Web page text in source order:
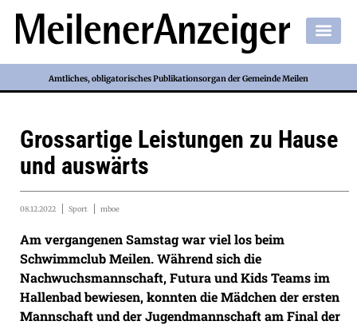
Amtliches, obligatorisches Publikationsorgan der Gemeinde Meilen
Grossartige Leistungen zu Hause
und auswärts
08.12.2022 Sport mboe
Am vergangenen Samstag war viel los beim
Schwimmclub Meilen. Während sich die
Nachwuchsmannschaft, Futura und Kids Teams im
Hallenbad bewiesen, konnten die Mädchen der ersten
Mannschaft und der Jugendmannschaft am Final der